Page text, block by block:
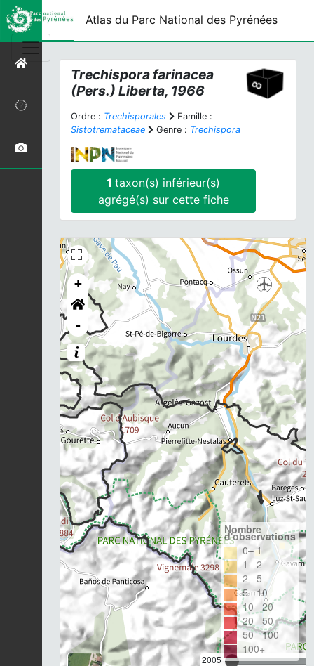
Atlas du Parc National des Pyrénées
Trechispora farinacea
(Pers.) Liberta, 1966
Ordre : Trechisporales
Famille :
Sistotremataceae
Genre : Trechispora
1taxon(s) inférieur(s)
agrégé(s) sur cette fiche
+
-
2005
Nombre
d'observations
0– 1
1– 2
2– 5
5– 10
10– 20
20– 50
50– 100
100+